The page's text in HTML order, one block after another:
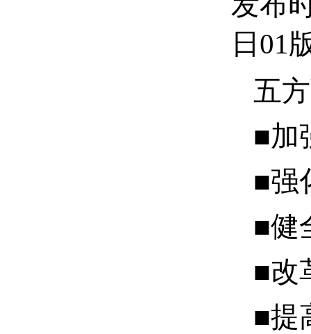
日01
五
■加
■强
■健
■改
■提